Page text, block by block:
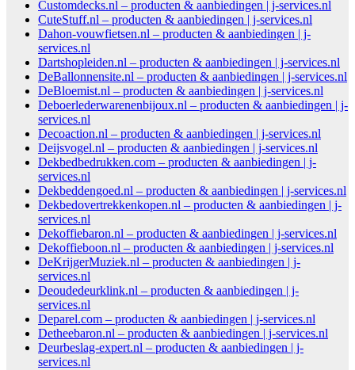
Customdecks.nl – producten & aanbiedingen | j-services.nl
CuteStuff.nl – producten & aanbiedingen | j-services.nl
Dahon-vouwfietsen.nl – producten & aanbiedingen | j-
services.nl
Dartshopleiden.nl – producten & aanbiedingen | j-services.nl
DeBallonnensite.nl – producten & aanbiedingen | j-services.nl
DeBloemist.nl – producten & aanbiedingen | j-services.nl
Deboerlederwarenenbijoux.nl – producten & aanbiedingen | j-
services.nl
Decoaction.nl – producten & aanbiedingen | j-services.nl
Deijsvogel.nl – producten & aanbiedingen | j-services.nl
Dekbedbedrukken.com – producten & aanbiedingen | j-
services.nl
Dekbeddengoed.nl – producten & aanbiedingen | j-services.nl
Dekbedovertrekkenkopen.nl – producten & aanbiedingen | j-
services.nl
Dekoffiebaron.nl – producten & aanbiedingen | j-services.nl
Dekoffieboon.nl – producten & aanbiedingen | j-services.nl
DeKrijgerMuziek.nl – producten & aanbiedingen | j-
services.nl
Deoudedeurklink.nl – producten & aanbiedingen | j-
services.nl
Deparel.com – producten & aanbiedingen | j-services.nl
Detheebaron.nl – producten & aanbiedingen | j-services.nl
Deurbeslag-expert.nl – producten & aanbiedingen | j-
services.nl